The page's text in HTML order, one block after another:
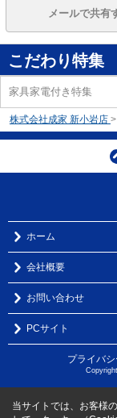
メールで共有
こだわり特集
家具家電付き特集
株式会社成家 新小岩店 >
ホーム
会社概要
お問い合わせ
PCサイト
プライバ
当サイトでは、お客様